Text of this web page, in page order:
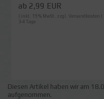
ab 2,99 EUR
( inkl. 19 % MwSt. zzgl. Versandkosten )
3-4 Tage
Diesen Artikel haben wir am
aufgenommen.